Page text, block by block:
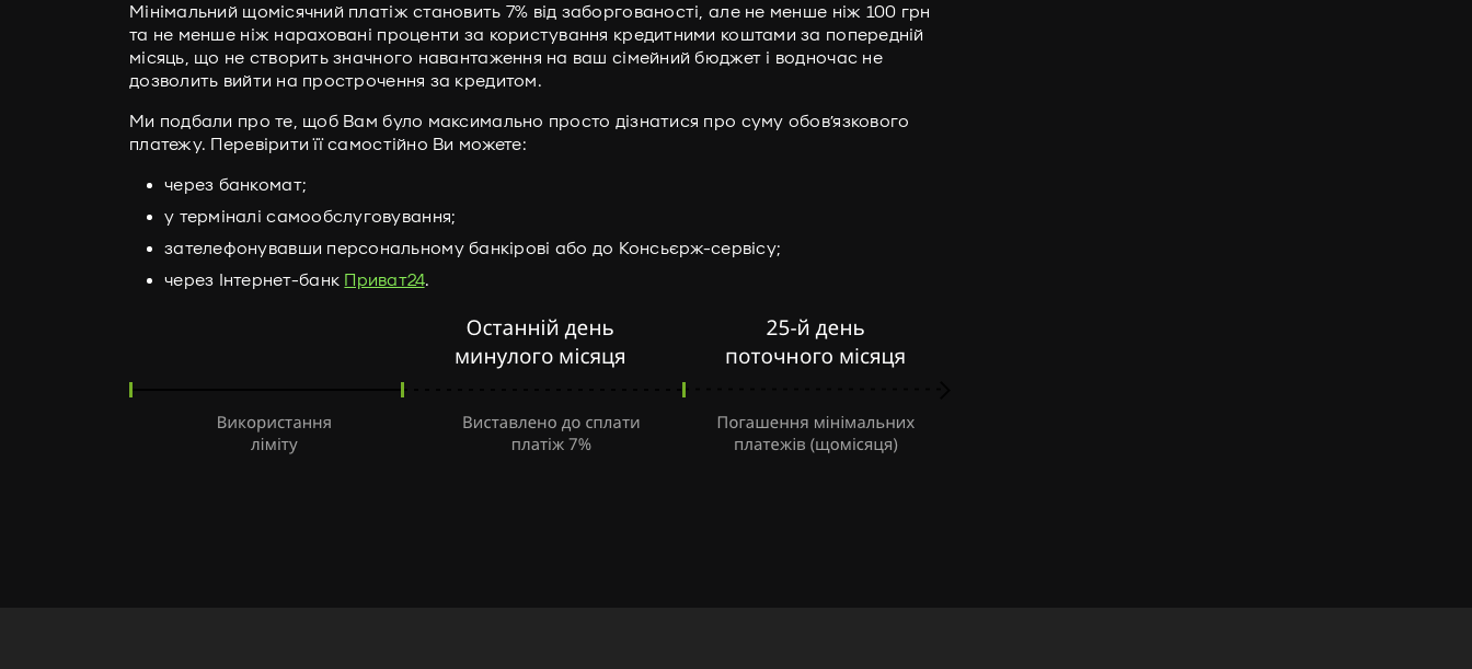
Мінімальний щомісячний платіж становить 7% від заборгованості, але не менше ніж 100 грн
та не менше ніж нараховані проценти за користування кредитними коштами за попередній
місяць, що не створить значного навантаження на ваш сімейний бюджет і водночас не
дозволить вийти на прострочення за кредитом.
Ми подбали про те, щоб Вам було максимально просто дізнатися про суму обов’язкового
платежу. Перевірити її самостійно Ви можете:
через банкомат;
у терміналі самообслуговування;
зателефонувавши персональному банкірові або до Консьєрж-сервісу;
через Інтернет-банк Приват24.